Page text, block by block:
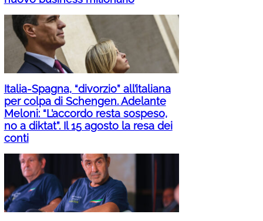
Italia-Spagna, “divorzio” all’italiana
per colpa di Schengen. Adelante
Meloni: “L’accordo resta sospeso,
no a diktat”. Il 15 agosto la resa dei
conti